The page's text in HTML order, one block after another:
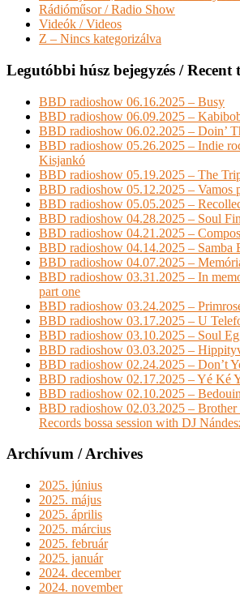
Rádióműsor / Radio Show
Videók / Videos
Z – Nincs kategorizálva
Legutóbbi húsz bejegyzés / Recent
BBD radioshow 06.16.2025 – Busy
BBD radioshow 06.09.2025 –
BBD radioshow 06.02.2025 – Doin’
BBD radioshow 05.26.2025 – Indie
Kisjankó
BBD radioshow 05.19.2025 – The
BBD radioshow 05.12.2025 – Vamos
BBD radioshow 05.05.2025 –
BBD radioshow 04.28.2025 – Soul
BBD radioshow 04.21.2025 –
BBD radioshow 04.14.2025 – Samba
BBD radioshow 04.07.2025 –
BBD radioshow 03.31.2025 – In
part one
BBD radioshow 03.24.2025 –
BBD radioshow 03.17.2025 – U
BBD radioshow 03.10.2025 – Soul
BBD radioshow 03.03.2025 –
BBD radioshow 02.24.2025 – Don’t
BBD radioshow 02.17.2025 – Yé Ké
BBD radioshow 02.10.2025 – Bedouin
BBD radioshow 02.03.2025 – Brother
Records bossa session with DJ
Archívum / Archives
2025. június
2025. május
2025. április
2025. március
2025. február
2025. január
2024. december
2024. november